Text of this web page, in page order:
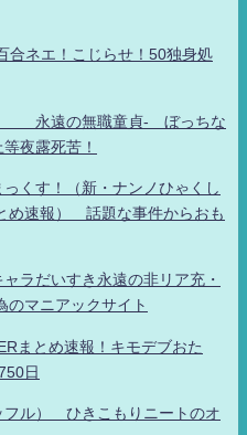
合ネエ！こじらせ！50独身処
！ 永遠の無職童貞- ぼっちな
夜露死苦！
くす！（新・ナンノひゃくし
め速報） 話題な事件からおも
ラだいすき永遠の非リア充・
のマニアックサイト
まとめ速報！キモデブおた
日
フル） ひきこもりニートのオ